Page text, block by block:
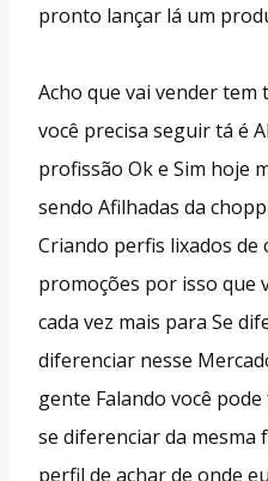
pronto lançar lá um
Acho que vai vender
você precisa seguir tá é
profissão Ok e Sim hoje
sendo Afilhadas da
Criando perfis lixados de
promoções por isso que
cada vez mais para Se
diferenciar nesse
gente Falando você
se diferenciar da mesma
perfil de achar de onde